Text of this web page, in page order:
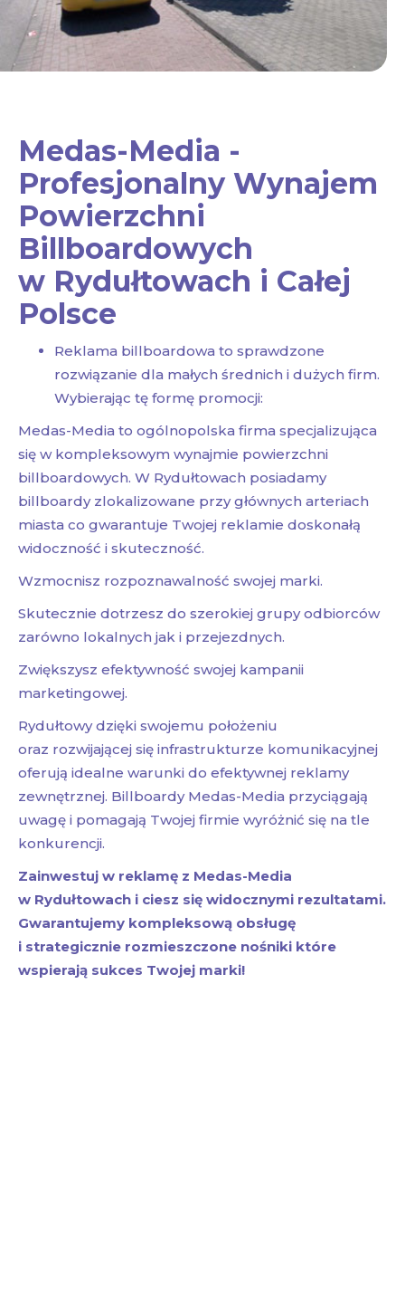
Medas-Media -
Profesjonalny Wynajem
Powierzchni
Billboardowych
w Rydułtowach i Całej
Polsce
Reklama billboardowa to sprawdzone
rozwiązanie dla małych średnich i dużych firm.
Wybierając tę formę promocji:
Medas-Media to ogólnopolska firma specjalizująca
się w kompleksowym wynajmie powierzchni
billboardowych. W Rydułtowach posiadamy
billboardy zlokalizowane przy głównych arteriach
miasta co gwarantuje Twojej reklamie doskonałą
widoczność i skuteczność.
Wzmocnisz rozpoznawalność swojej marki.
Skutecznie dotrzesz do szerokiej grupy odbiorców
zarówno lokalnych jak i przejezdnych.
Zwiększysz efektywność swojej kampanii
marketingowej.
Rydułtowy dzięki swojemu położeniu
oraz rozwijającej się infrastrukturze komunikacyjnej
oferują idealne warunki do efektywnej reklamy
zewnętrznej. Billboardy Medas-Media przyciągają
uwagę i pomagają Twojej firmie wyróżnić się na tle
konkurencji.
Zainwestuj w reklamę z Medas-Media
w Rydułtowach i ciesz się widocznymi rezultatami.
Gwarantujemy kompleksową obsługę
i strategicznie rozmieszczone nośniki które
wspierają sukces Twojej marki!